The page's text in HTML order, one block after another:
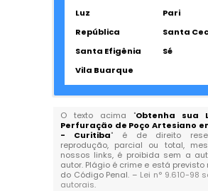
Luz
Pari
República
Santa
Santa Efigênia
Sé
Vila Buarque
O texto acima "Obtenha sua
Perfuração de Poço Artesiano
- Curitiba" é de direito
reprodução, parcial ou total,
nossos links, é proibida sem a
autor. Plágio é crime e está previsto
do Código Penal. – Lei n° 9.610-98
autorais.